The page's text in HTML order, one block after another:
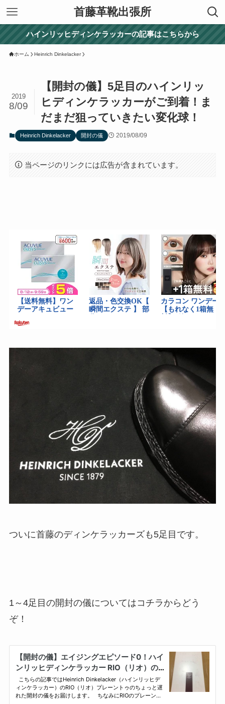
首藤革靴出張所
ハインリッヒディンケラッカーの記事はこちらから
ホーム Heinrich Dinkelacker
【開封の儀】5足目のハインリッ
ヒディンケラッカーがご到着！ま
だまだ狙っていきたい変化球！
2019
8/09
Heinrich Dinkelacker 開封の儀 2019/08/09
当ページのリンクには広告が含まれています。
ついに首藤のディンケラッカーズも5足目です。
1～4足目の開封の儀についてはコチラからどう
ぞ！